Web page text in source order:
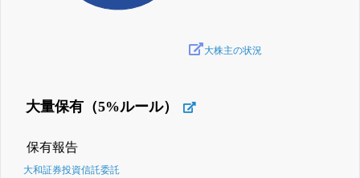
大株主の状況
大量保有（5%ルール）
保有報告
大和証券投資信託委託